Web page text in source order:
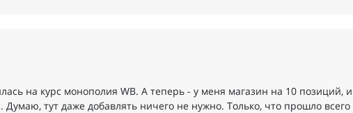
на курс монополия WB. А теперь - у меня магазин на 10 позиций,
Думаю, тут даже добавлять ничего не нужно. Только, что прошло